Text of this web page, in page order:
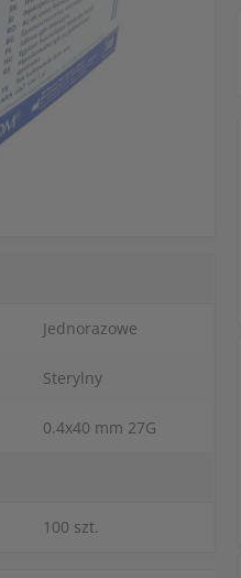
Jednorazowe
Sterylny
0.4x40 mm 27G
100 szt.